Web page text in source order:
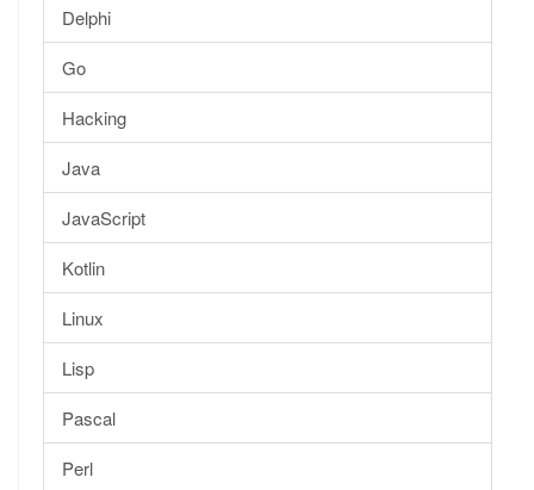
Delphi
Go
Hacking
Java
JavaScript
Kotlin
Linux
Lisp
Pascal
Perl